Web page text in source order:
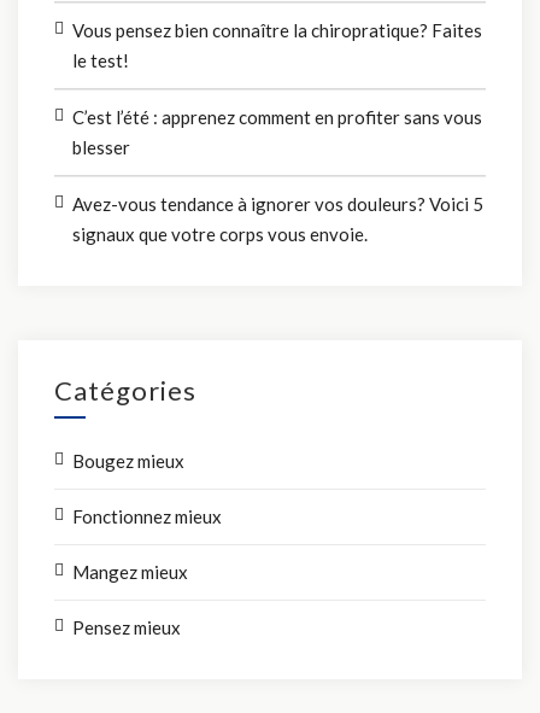
Vous pensez bien connaître la chiropratique? Faites
le test!
C’est l’été : apprenez comment en profiter sans vous
blesser
Avez-vous tendance à ignorer vos douleurs? Voici 5
signaux que votre corps vous envoie.
Catégories
Bougez mieux
Fonctionnez mieux
Mangez mieux
Pensez mieux